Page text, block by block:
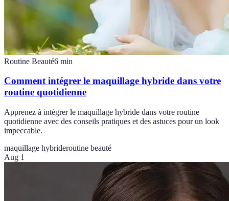
Routine Beauté6 min
Comment intégrer le maquillage hybride dans votre
routine quotidienne
Apprenez à intégrer le maquillage hybride dans votre routine
quotidienne avec des conseils pratiques et des astuces pour un look
impeccable.
maquillage hybrideroutine beauté
Aug 1